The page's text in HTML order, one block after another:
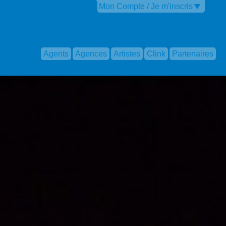
Mon Compte / Je m'inscris
Agents Agences Artistes Clink Partenaires